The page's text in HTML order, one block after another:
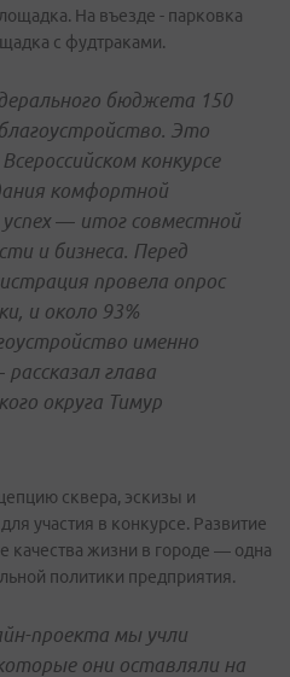
На въезде - парковка
с фудтраками.
бюджета 150
Это
конкурсе
комфортной
— итог совместной
и бизнеса. Перед
провела опрос
и около 93%
именно
глава
округа Тимур
сквера, эскизы и
участия в конкурсе. Развитие
качества жизни в городе — одна
политики предприятия.
проекта мы учли
они оставляли на